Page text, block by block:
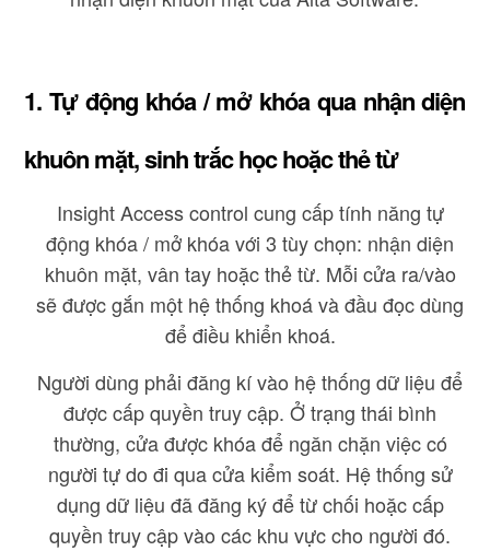
1. Tự động khóa / mở khóa qua nhận diện
khuôn mặt, sinh trắc học hoặc thẻ từ
Insight Access control cung cấp tính năng tự
động khóa / mở khóa với 3 tùy chọn: nhận diện
khuôn mặt, vân tay hoặc thẻ từ. Mỗi cửa ra/vào
sẽ được gắn một hệ thống khoá và đầu đọc dùng
để điều khiển khoá.
Người dùng phải đăng kí vào hệ thống dữ liệu để
được cấp quyền truy cập. Ở trạng thái bình
thường, cửa được khóa để ngăn chặn việc có
người tự do đi qua cửa kiểm soát. Hệ thống sử
dụng dữ liệu đã đăng ký để từ chối hoặc cấp
quyền truy cập vào các khu vực cho người đó.